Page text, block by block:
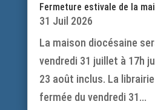
Fermeture estivale de la
31 Juil 2026
La maison diocésaine
vendredi 31 juillet à 17h
23 août inclus. La
fermée du vendredi 31...